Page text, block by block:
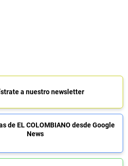
a nuestro newsletter
de EL COLOMBIANO desde Google
News